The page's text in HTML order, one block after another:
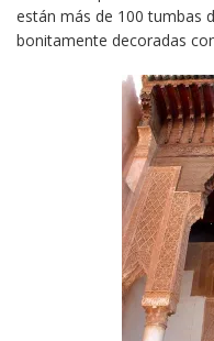
están más de 100 tumbas
bonitamente decoradas